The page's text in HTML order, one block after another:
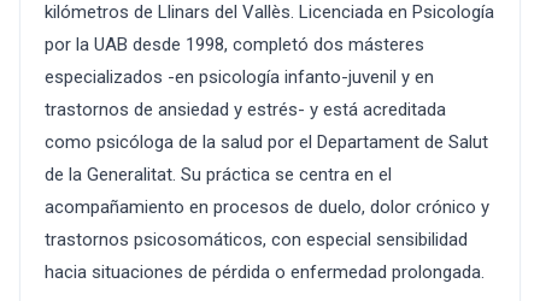
kilómetros de Llinars del Vallès. Licenciada en Psicología
por la UAB desde 1998, completó dos másteres
especializados -en psicología infanto-juvenil y en
trastornos de ansiedad y estrés- y está acreditada
como psicóloga de la salud por el Departament de Salut
de la Generalitat. Su práctica se centra en el
acompañamiento en procesos de duelo, dolor crónico y
trastornos psicosomáticos, con especial sensibilidad
hacia situaciones de pérdida o enfermedad prolongada.